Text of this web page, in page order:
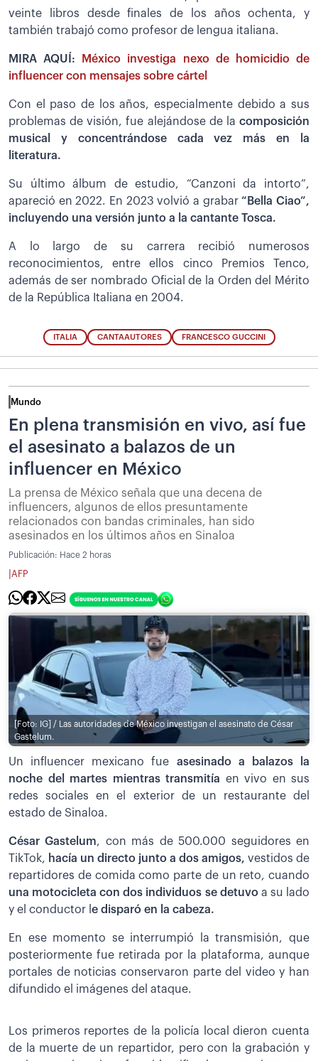
veinte libros desde finales de los años ochenta, y
también trabajó como profesor de lengua italiana.
MIRA AQUÍ:
México investiga nexo de homicidio de
influencer con mensajes sobre cártel
Con el paso de los años, especialmente debido a sus
problemas de visión, fue alejándose de la composición
musical y concentrándose cada vez más en la
literatura.
Su último álbum de estudio, “Canzoni da intorto”,
apareció en 2022. En 2023 volvió a grabar“Bella Ciao”,
incluyendo una versión junto a la cantante Tosca.
A lo largo de su carrera recibió numerosos
reconocimientos, entre ellos cinco Premios Tenco,
además de ser nombrado Oficial de la Orden del Mérito
de la República Italiana en 2004.
ITALIA CANTAAUTORES FRANCESCO GUCCINI
Mundo
En plena transmisión en vivo, así fue
el asesinato a balazos de un
influencer en México
La prensa de México señala que una decena de
influencers, algunos de ellos presuntamente
relacionados con bandas criminales, han sido
asesinados en los últimos años en Sinaloa
Publicación: Hace 2 horas
AFP
[Foto: IG] / Las autoridades de México investigan el asesinato de César
Gastelum.
Un influencer mexicano fue asesinado a balazos la
noche del martes mientras transmitía en vivo en sus
redes sociales en el exterior de un restaurante del
estado de Sinaloa.
César Gastelum, con más de 500.000 seguidores en
TikTok, hacía un directo junto a dos amigos, vestidos de
repartidores de comida como parte de un reto, cuando
una motocicleta con dos individuos se detuvoa su lado
y el conductor l e disparó en la cabeza.
En ese momento se interrumpió la transmisión, que
posteriormente fue retirada por la plataforma, aunque
portales de noticias conservaron parte del video y han
difundido el imágenes del ataque.
Los primeros reportes de la policía local dieron cuenta
de la muerte de un repartidor, pero con la grabación y